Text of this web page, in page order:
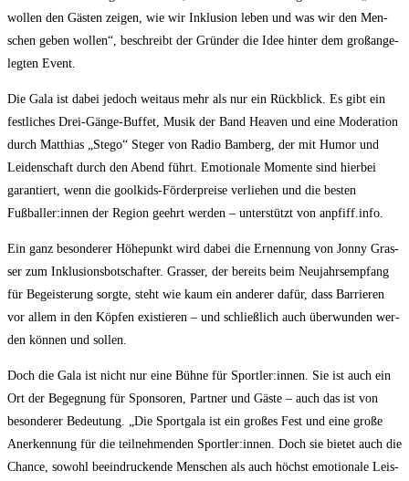
wol­len den Gäs­ten zei­gen, wie wir Inklu­si­on leben und was wir den Men­
schen geben wol­len“, beschreibt der Grün­der die Idee hin­ter dem groß­an­ge­
leg­ten Event.
Die Gala ist dabei jedoch weit­aus mehr als nur ein Rück­blick. Es gibt ein
fest­li­ches Drei-Gän­ge-Buf­fet, Musik der Band Hea­ven und eine Mode­ra­ti­on
durch Mat­thi­as „Ste­go“ Ste­ger von Radio Bam­berg, der mit Humor und
Lei­den­schaft durch den Abend führt. Emo­tio­na­le Momen­te sind hier­bei
garan­tiert, wenn die gool­kids-För­der­prei­se ver­lie­hen und die bes­ten
Fußballer:innen der Regi­on geehrt wer­den – unter­stützt von anpfiff.info.
Ein ganz beson­de­rer Höhe­punkt wird dabei die Ernen­nung von Jon­ny Gras­
ser zum Inklu­si­ons­bot­schaf­ter. Gras­ser, der bereits beim Neu­jahrs­emp­fang
für Begeis­te­rung sorg­te, steht wie kaum ein ande­rer dafür, dass Bar­rie­ren
vor allem in den Köp­fen exis­tie­ren – und schließ­lich auch über­wun­den wer­
den kön­nen und sollen.
Doch die Gala ist nicht nur eine Büh­ne für Sportler:innen. Sie ist auch ein
Ort der Begeg­nung für Spon­so­ren, Part­ner und Gäs­te – auch das ist von
beson­de­rer Bedeu­tung. „Die Sport­ga­la ist ein gro­ßes Fest und eine gro­ße
Aner­ken­nung für die teil­neh­men­den Sportler:innen. Doch sie bie­tet auch die
Chan­ce, sowohl beein­dru­cken­de Men­schen als auch höchst emo­tio­na­le Leis­